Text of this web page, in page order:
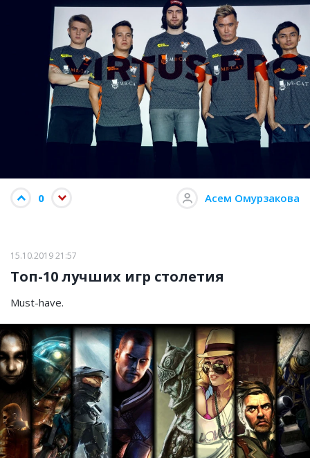
0 Асем Омурзакова
15.10.2019 21:57
Топ-10 лучших игр столетия
Must-have.